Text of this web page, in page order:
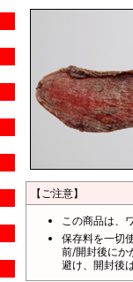
【ご注意】
この商品は、
保存料を一切
前/開封後にか
避け、開封後